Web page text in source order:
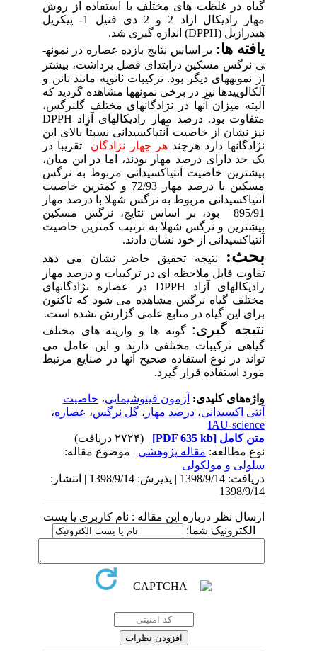
غلظت های مختلف با استفاده از
روش
ازاد 2 و 2 دی فنیل 1-
پیکریل
(DPPH)اندازه گیری شد.
بر اساس نتایج بازده عصاره در نمونه­­
مسکین درابتدای فصل برداشت، بیشتر
دیگر بود. ترکیبات ثانویه مانند تانن و
نیز در برخی نمونه­ها مشاهده گردید که
میزان آنها در نژادگان­های مختلف گل­نرگس،
بود. درصد مهار رادیکال­های آزاد DPPH
نشان از خاصیت آنتی­اکسیدانی نسبتاً بالای این
دارد هرچندهر چهار نژادگان تقریبا در
دارای درصد مهار بودند، اما در این میان،
خاصیت آنتی­اکسیدانی مربوط به نرگس
مسکین با درصد مهار 72/93 و کمترین خاصیت
مربوط به نرگس شهلا با درصد مهار
بر اساس نتایج، نرگس مسکین
و نرگس شهلا به ترتیب کمترین خاصیت
از خود نشان دادند.
نتیجه تحقیق حاضر نشان می دهد
قابل ملاحظه ای در ترکیبات ودرصد مهار
آزادDPPHدر عصاره نژادگان­های
گیاه نرگس مشاهده می شودکه تاکنون
در منابع علمی گزارش نشده است .
گیری: گونه ها و واریته های مختلف
ترکیبات مختلفی دارند و این عامل می
در نوع استفاده صحیح آنها در صنایع مرتبط
استفاده قرار گیرد.
کلیدی: آزمون فیتوشیمایی،خاصیت
درصد مهار ، گل نرگس،عصاره ،
(۲۷۲۴ دریافت)
مقاله پژوهشی | موضوع مقاله:
و مولکولی
دریافت: 1398/9/14 | پذیرش: 1398/9/14 | انتشار:
نظر درباره این مقاله : نام کاربری یا پست
شما: